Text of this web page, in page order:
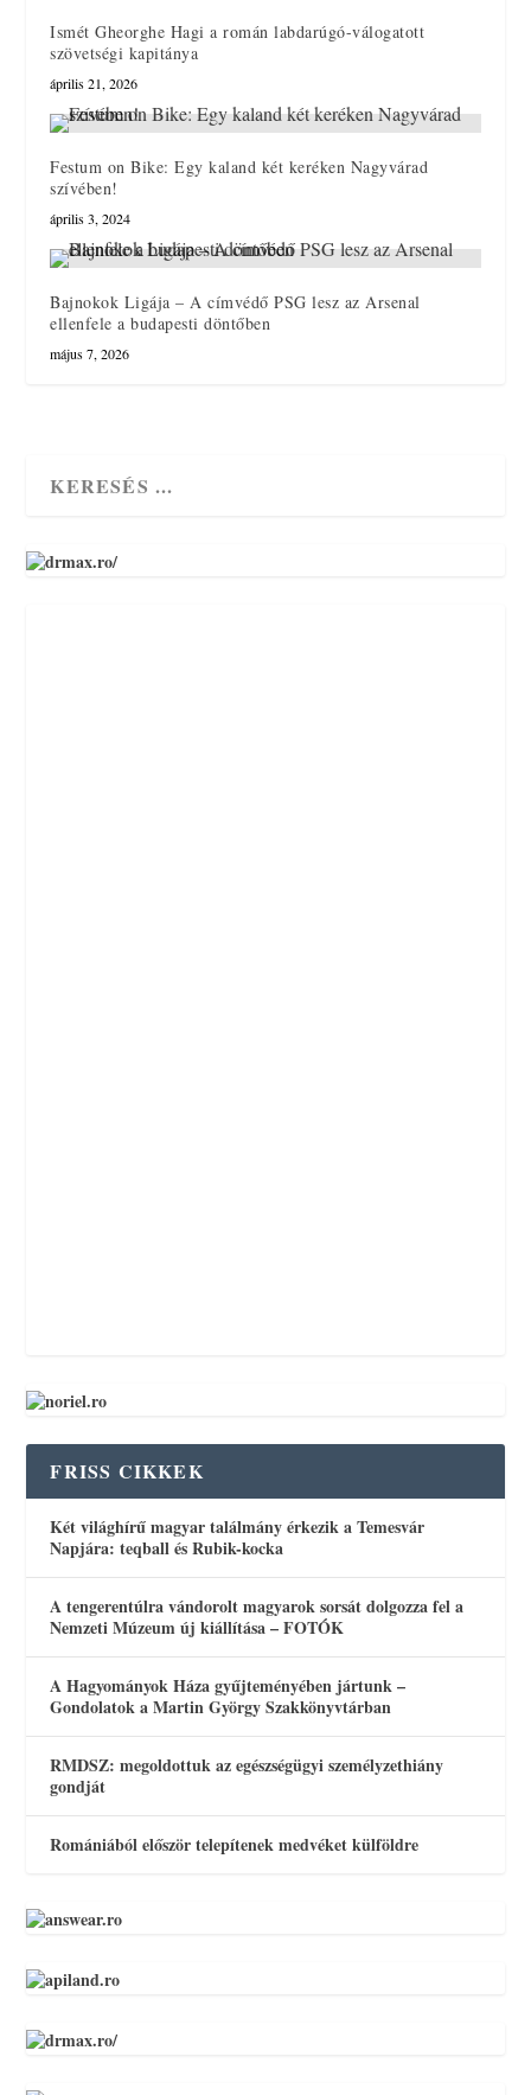
Ismét Gheorghe Hagi a román labdarúgó-válogatott
szövetségi kapitánya
április 21, 2026
Festum on Bike: Egy kaland két keréken Nagyvárad
szívében!
április 3, 2024
Bajnokok Ligája – A címvédő PSG lesz az Arsenal
ellenfele a budapesti döntőben
május 7, 2026
FRISS CIKKEK
Két világhírű magyar találmány érkezik a Temesvár
Napjára: teqball és Rubik-kocka
A tengerentúlra vándorolt magyarok sorsát dolgozza fel a
Nemzeti Múzeum új kiállítása – FOTÓK
A Hagyományok Háza gyűjteményében jártunk –
Gondolatok a Martin György Szakkönyvtárban
RMDSZ: megoldottuk az egészségügyi személyzethiány
gondját
Romániából először telepítenek medvéket külföldre